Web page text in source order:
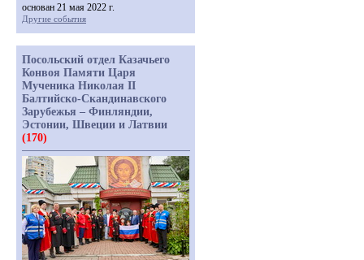
основан 21 мая 2022 г.
Другие события
Посольский отдел Казачьего
Конвоя Памяти Царя
Мученика Николая II
Балтийско-Скандинавского
Зарубежья – Финляндии,
Эстонии, Швеции и Латвии
(170)